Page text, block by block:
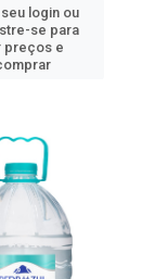
login ou
se para
preços e